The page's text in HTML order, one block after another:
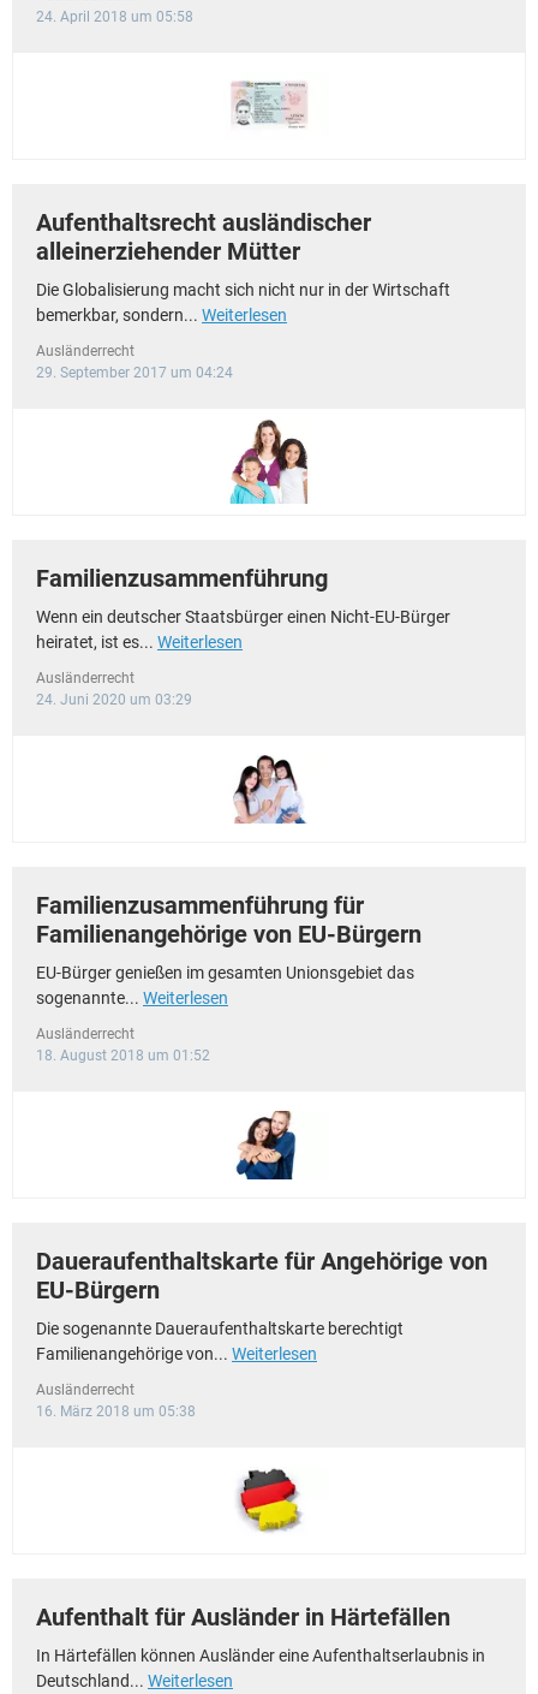
24. April 2018 um 05:58
Aufenthaltsrecht ausländischer
alleinerziehender Mütter
Die Globalisierung macht sich nicht nur in der Wirtschaft
bemerkbar, sondern... Weiterlesen
Ausländerrecht
29. September 2017 um 04:24
Familienzusammenführung
Wenn ein deutscher Staatsbürger einen Nicht-EU-Bürger
heiratet, ist es... Weiterlesen
Ausländerrecht
24. Juni 2020 um 03:29
Familienzusammenführung für
Familienangehörige von EU-Bürgern
EU-Bürger genießen im gesamten Unionsgebiet das
sogenannte... Weiterlesen
Ausländerrecht
18. August 2018 um 01:52
Daueraufenthaltskarte für Angehörige von
EU-Bürgern
Die sogenannte Daueraufenthaltskarte berechtigt
Familienangehörige von... Weiterlesen
Ausländerrecht
16. März 2018 um 05:38
Aufenthalt für Ausländer in Härtefällen
In Härtefällen können Ausländer eine Aufenthaltserlaubnis in
Deutschland... Weiterlesen